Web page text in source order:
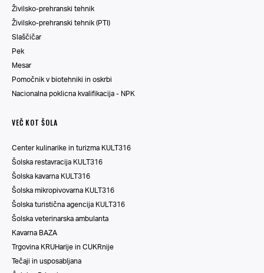
Živilsko-prehranski tehnik
Živilsko-prehranski tehnik (PTI)
Slaščičar
Pek
Mesar
Pomočnik v biotehniki in oskrbi
Nacionalna poklicna kvalifikacija - NPK
VEČ KOT ŠOLA
Center kulinarike in turizma KULT316
Šolska restavracija KULT316
Šolska kavarna KULT316
Šolska mikropivovarna KULT316
Šolska turistična agencija KULT316
Šolska veterinarska ambulanta
Kavarna BAZA
Trgovina KRUHarije in CUKRnije
Tečaji in usposabljana